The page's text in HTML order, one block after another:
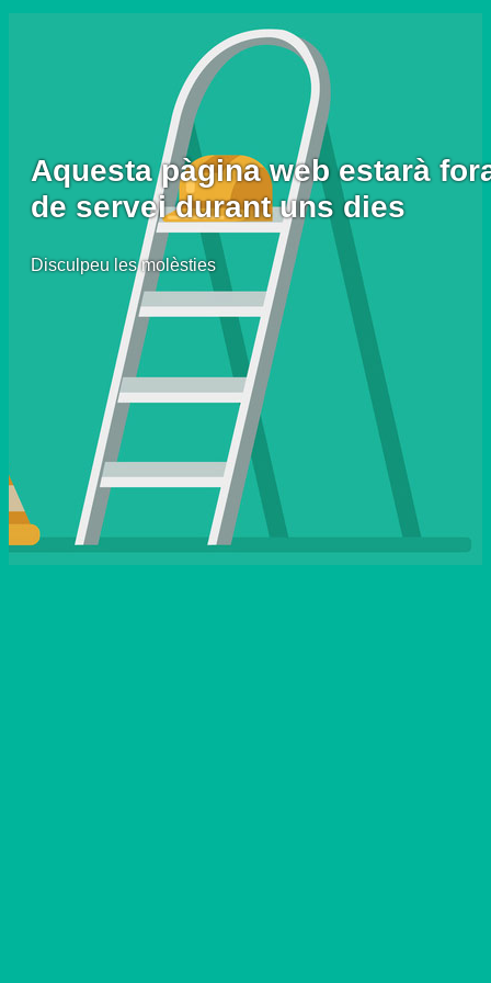
Aquesta pàgina web estarà
de servei durant uns dies
Disculpeu les molèsties